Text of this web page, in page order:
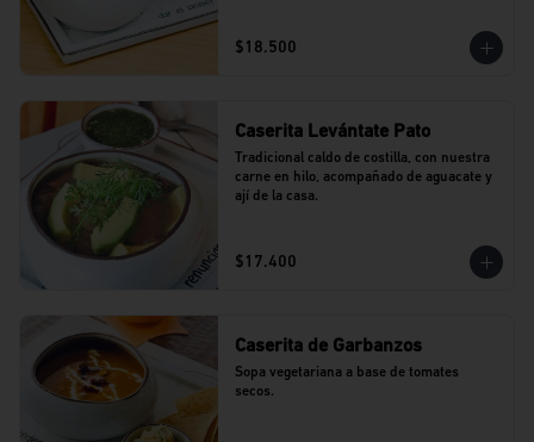
$18.500
Caserita Levántate Pato
Tradicional caldo de costilla, con nuestra
carne en hilo, acompañado de aguacate y
ají de la casa.
$17.400
Caserita de Garbanzos
Sopa vegetariana a base de tomates
secos.